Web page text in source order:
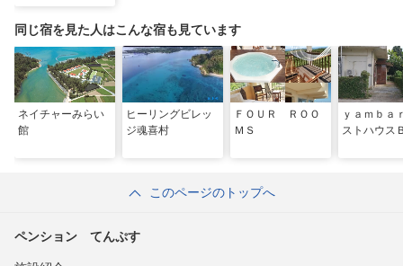
同じ宿を見た人はこんな宿も見ています
ネイチャーみらい
館
ヒーリングビレッ
ジ魂喜村
ＦＯＵＲ ＲＯＯ
ＭＳ
ｙａｍｂａ
ストハウ
このページのトップへ
ペンション てんぷす